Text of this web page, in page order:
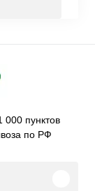
000 пунктов
по РФ